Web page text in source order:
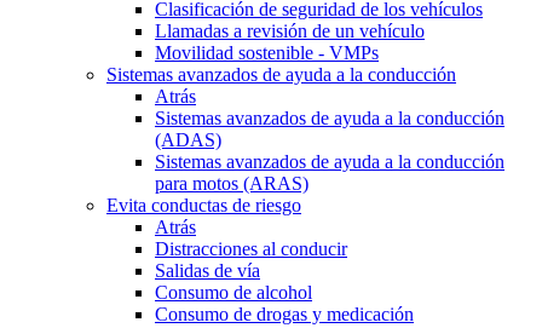
Clasificación de seguridad de los vehículos
Llamadas a revisión de un vehículo
Movilidad sostenible - VMPs
Sistemas avanzados de ayuda a la conducción
Atrás
Sistemas avanzados de ayuda a la conducción
(ADAS)
Sistemas avanzados de ayuda a la conducción
para motos (ARAS)
Evita conductas de riesgo
Atrás
Distracciones al conducir
Salidas de vía
Consumo de alcohol
Consumo de drogas y medicación